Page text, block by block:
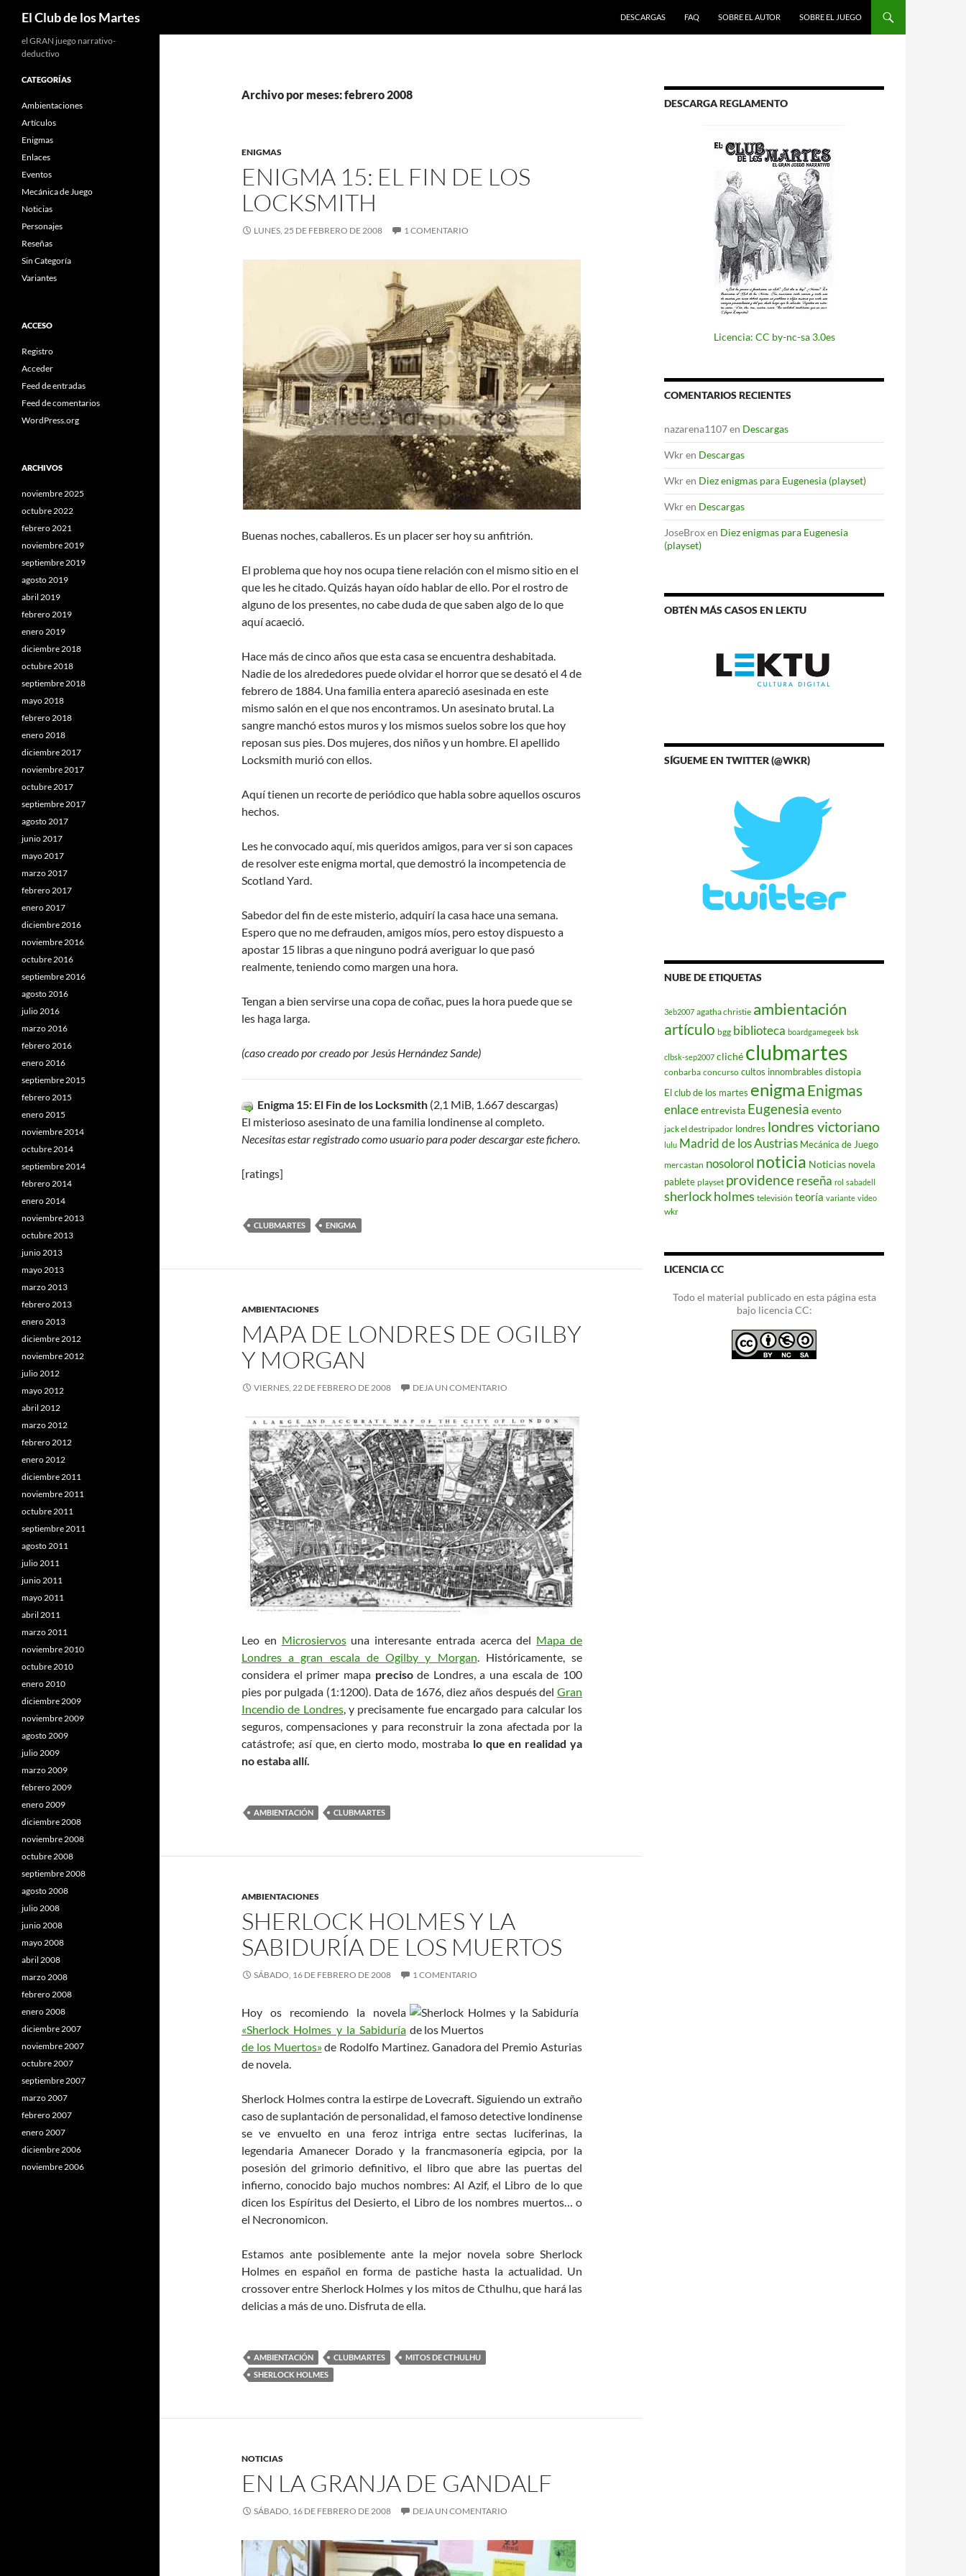
El Club de los Martes
DESCARGAS
FAQ SOBRE EL AUTOR SOBRE EL JUEGO
Archivo por meses: febrero 2008
ENIGMAS
ENIGMA 15: EL FIN DE LOS
LOCKSMITH
LUNES, 25 DE FEBRERO DE 2008 1 COMENTARIO
Buenas noches, caballeros. Es un placer ser hoy su anfitrión.
El problema que hoy nos ocupa tiene relación con el mismo sitio en el
que les he citado. Quizás hayan oído hablar de ello. Por el rostro de
alguno de los presentes, no cabe duda de que saben algo de lo que
aquí acaeció.
Hace más de cinco años que esta casa se encuentra deshabitada.
Nadie de los alrededores puede olvidar el horror que se desató el 4 de
febrero de 1884. Una familia entera apareció asesinada en este
mismo salón en el que nos encontramos. Un asesinato brutal. La
sangre manchó estos muros y los mismos suelos sobre los que hoy
reposan sus pies. Dos mujeres, dos niños y un hombre. El apellido
Locksmith murió con ellos.
Aquí tienen un recorte de periódico que habla sobre aquellos oscuros
hechos.
Les he convocado aquí, mis queridos amigos, para ver si son capaces
de resolver este enigma mortal, que demostró la incompetencia de
Scotland Yard.
Sabedor del fin de este misterio, adquirí la casa hace una semana.
Espero que no me defrauden, amigos míos, pero estoy dispuesto a
apostar 15 libras a que ninguno podrá averiguar lo que pasó
realmente, teniendo como margen una hora.
Tengan a bien servirse una copa de coñac, pues la hora puede que se
les haga larga.
(caso creado por creado por Jesús Hernández Sande)
Enigma 15: El Fin de los Locksmith (2,1 MiB, 1.667 descargas)
El misterioso asesinato de una familia londinense al completo.
Necesitas estar registrado como usuario para poder descargar este fichero.
[ratings]
CLUBMARTES ENIGMA
AMBIENTACIONES
MAPA DE LONDRES DE OGILBY
Y MORGAN
VIERNES, 22 DE FEBRERO DE 2008 DEJA UN COMENTARIO
Leo en Microsiervosuna interesante entrada acerca del Mapa de
Londres a gran escala de Ogilby y Morgan . Históricamente, se
considera el primer mapa precisode Londres, a una escala de 100
pies por pulgada (1:1200). Data de 1676, diez años después del Gran
Incendio de Londres, y precisamente fue encargado para calcular los
seguros, compensaciones y para reconstruir la zona afectada por la
catástrofe; así que, en cierto modo, mostraba lo que en realidad ya
no estaba allí.
AMBIENTACIÓN CLUBMARTES
AMBIENTACIONES
SHERLOCK HOLMES Y LA
SABIDURÍA DE LOS MUERTOS
SÁBADO, 16 DE FEBRERO DE 2008 1 COMENTARIO
Hoy os recomiendo la novela
«Sherlock Holmes y la Sabiduría
de los Muertos»de Rodolfo Martinez. Ganadora del Premio Asturias
de novela.
Sherlock Holmes contra la estirpe de Lovecraft. Siguiendo un extraño
caso de suplantación de personalidad, el famoso detective londinense
se ve envuelto en una feroz intriga entre sectas luciferinas, la
legendaria Amanecer Dorado y la francmasonería egipcia, por la
posesión del grimorio definitivo, el libro que abre las puertas del
infierno, conocido bajo muchos nombres: Al Azif, el Libro de lo que
dicen los Espíritus del Desierto, el Libro de los nombres muertos… o
el Necronomicon.
Estamos ante posiblemente ante la mejor novela sobre Sherlock
Holmes en español en forma de pastiche hasta la actualidad. Un
crossover entre Sherlock Holmes y los mitos de Cthulhu, que hará las
delicias a más de uno. Disfruta de ella.
AMBIENTACIÓN CLUBMARTES
MITOS DE CTHULHU
SHERLOCK HOLMES
NOTICIAS
EN LA GRANJA DE GANDALF
SÁBADO, 16 DE FEBRERO DE 2008 DEJA UN COMENTARIO
DESCARGA REGLAMENTO
Licencia: CC by-nc-sa 3.0es
COMENTARIOS RECIENTES
nazarena1107en Descargas
Wkren Descargas
Wkren Diez enigmas para Eugenesia (playset)
Wkren Descargas
JoseBroxen Diez enigmas para Eugenesia
(playset)
OBTÉN MÁS CASOS EN LEKTU
SÍGUEME EN TWITTER (@WKR)
NUBE DE ETIQUETAS
3eb2007 agatha christie ambientación
artículo bgg biblioteca boardgamegeek bsk
clbsk-sep2007 cliché clubmartes
conbarba concurso cultos innombrables distopia
El club de los martes enigma Enigmas
enlaceentrevista Eugenesia evento
jack el destripador londres londres victoriano
lulu Madrid de los Austrias Mecánica de Juego
mercastan nosolorol noticia Noticias novela
pablete playset providencereseña rol sabadell
sherlock holmes televisión teoría variante video
wkr
LICENCIA CC
Todo el material publicado en esta página esta
bajo licencia CC:
el GRAN juego narrativo-
deductivo
CATEGORÍAS
Ambientaciones
Artículos
Enigmas
Enlaces
Eventos
Mecánica de Juego
Noticias
Personajes
Reseñas
Sin Categoría
Variantes
ACCESO
Registro
Acceder
Feed de entradas
Feed de comentarios
WordPress.org
ARCHIVOS
noviembre 2025
octubre 2022
febrero 2021
noviembre 2019
septiembre 2019
agosto 2019
abril 2019
febrero 2019
enero 2019
diciembre 2018
octubre 2018
septiembre 2018
mayo 2018
febrero 2018
enero 2018
diciembre 2017
noviembre 2017
octubre 2017
septiembre 2017
agosto 2017
junio 2017
mayo 2017
marzo 2017
febrero 2017
enero 2017
diciembre 2016
noviembre 2016
octubre 2016
septiembre 2016
agosto 2016
julio 2016
marzo 2016
febrero 2016
enero 2016
septiembre 2015
febrero 2015
enero 2015
noviembre 2014
octubre 2014
septiembre 2014
febrero 2014
enero 2014
noviembre 2013
octubre 2013
junio 2013
mayo 2013
marzo 2013
febrero 2013
enero 2013
diciembre 2012
noviembre 2012
julio 2012
mayo 2012
abril 2012
marzo 2012
febrero 2012
enero 2012
diciembre 2011
noviembre 2011
octubre 2011
septiembre 2011
agosto 2011
julio 2011
junio 2011
mayo 2011
abril 2011
marzo 2011
noviembre 2010
octubre 2010
enero 2010
diciembre 2009
noviembre 2009
agosto 2009
julio 2009
marzo 2009
febrero 2009
enero 2009
diciembre 2008
noviembre 2008
octubre 2008
septiembre 2008
agosto 2008
julio 2008
junio 2008
mayo 2008
abril 2008
marzo 2008
febrero 2008
enero 2008
diciembre 2007
noviembre 2007
octubre 2007
septiembre 2007
marzo 2007
febrero 2007
enero 2007
diciembre 2006
noviembre 2006